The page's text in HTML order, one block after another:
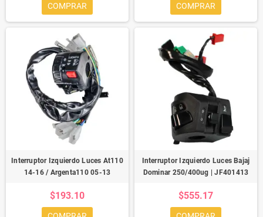
COMPRAR COMPRAR
Interruptor Izquierdo Luces At110
14-16 / Argenta110 05-13
$193.10
Interruptor Izquierdo Luces Bajaj
Dominar 250/400ug | JF401413
$555.17